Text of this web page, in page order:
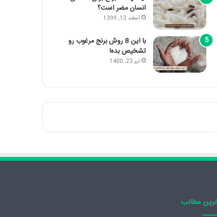
انسان مضر است؟
اسفند 13, 1399
با این 8 روش برنج مرغوب رو
تشخیص بده!
تیر 23, 1400
مطالب